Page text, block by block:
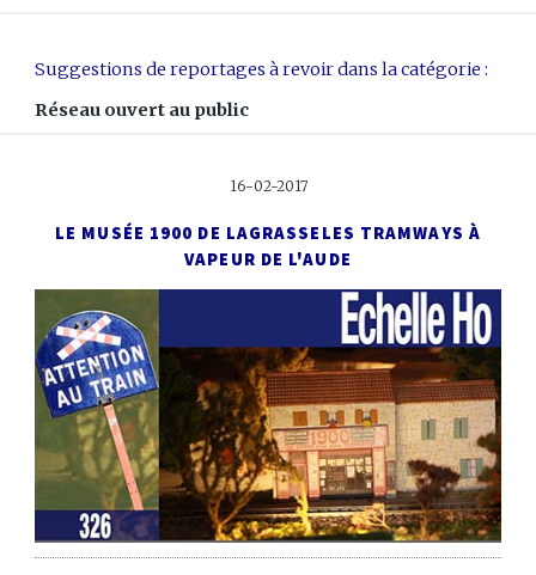
Suggestions de reportages à revoir dans la catégorie :
Réseau ouvert au public
16-02-2017
LE MUSÉE 1900 DE LAGRASSE LES TRAMWAYS À
VAPEUR DE L'AUDE